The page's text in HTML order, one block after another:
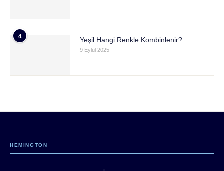
4
Yeşil Hangi Renkle Kombinlenir?
9 Eylül 2025
HEMINGTON